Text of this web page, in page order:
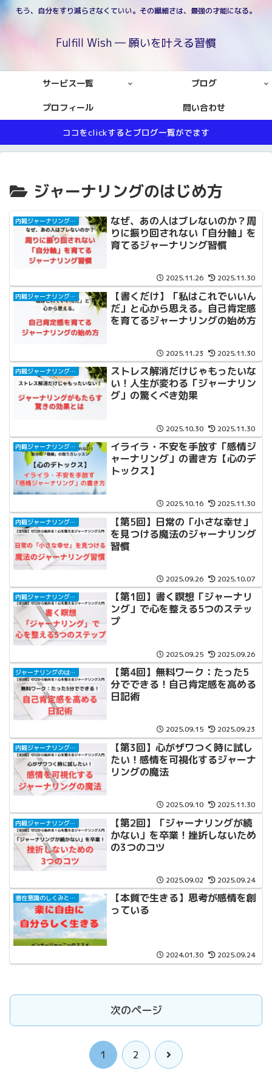
もう、自分をすり減らさなくていい。その繊細さは、最強の才能になる。
Fulfill Wish ― 願いを叶える習慣
サービス一覧 ブログ
プロフィール 問い合わせ
ココをclickするとブログ一覧がでます
ジャーナリングのはじめ方
内観ジャーナリングと自己対話
なぜ、あの人はブレないのか？周
りに振り回されない「自分軸」を
育てるジャーナリング習慣
2025.11.26 2025.11.30
内観ジャーナリングと自己対話
【書くだけ】「私はこれでいいん
だ」と心から思える。自己肯定感
を育てるジャーナリングの始め方
2025.11.23 2025.11.30
内観ジャーナリングと自己対話
ストレス解消だけじゃもったいな
い！人生が変わる「ジャーナリン
グ」の驚くべき効果
2025.10.30 2025.11.30
内観ジャーナリングと自己対話
イライラ・不安を手放す「感情ジ
ャーナリング」の書き方【心のデ
トックス】
2025.10.16 2025.11.30
内観ジャーナリングと自己対話
【第5回】日常の「小さな幸せ」
を見つける魔法のジャーナリング
習慣
2025.09.26 2025.10.07
内観ジャーナリングと自己対話
【第1回】書く瞑想「ジャーナリ
ング」で心を整える5つのステッ
プ
2025.09.25 2025.09.26
ジャーナリングのはじめ方
【第4回】無料ワーク：たった5
分でできる！自己肯定感を高める
日記術
2025.09.15 2025.09.23
内観ジャーナリングと自己対話
【第3回】心がザワつく時に試し
たい！感情を可視化するジャーナ
リングの魔法
2025.09.10 2025.11.30
内観ジャーナリングと自己対話
【第2回】「ジャーナリングが続
かない」を卒業！挫折しないため
の3つのコツ
2025.09.02 2025.09.24
潜在意識のしくみと活用法
【本質で生きる】思考が感情を創
っている
2024.01.30 2025.09.24
次のページ
1 2
次